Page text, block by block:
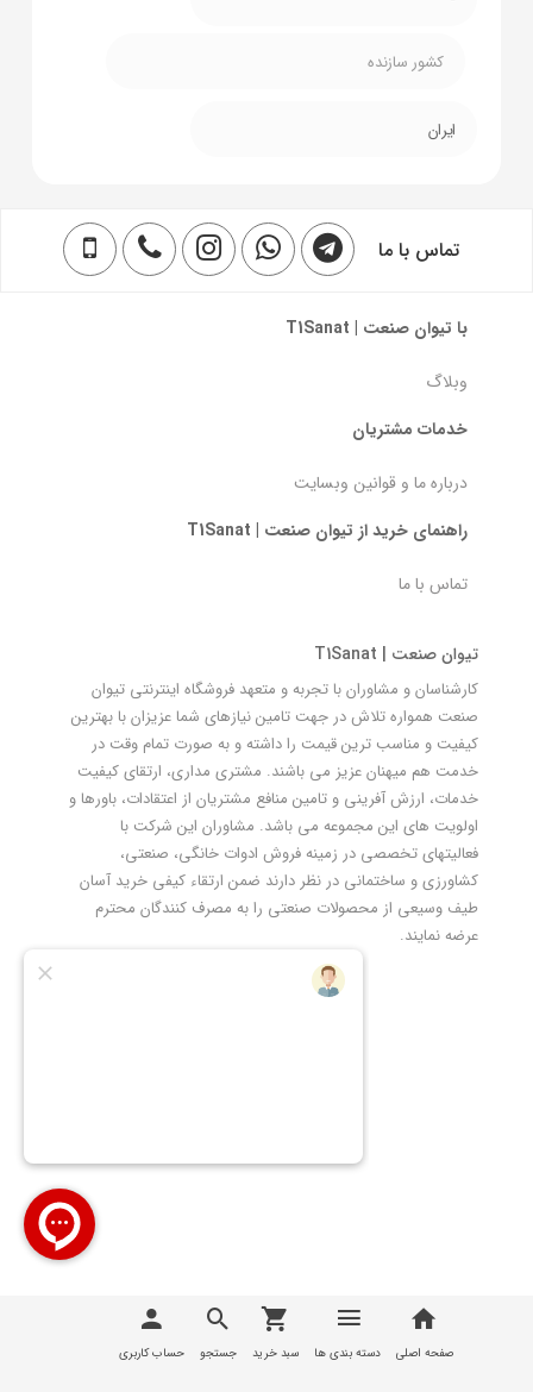
صفحه اصلی دسته بندی ها سبد خرید جستجو حساب کاربری
کشور سازنده
ایران
تماس با ما
با تیوان صنعت | T1Sanat
وبلاگ
خدمات مشتریان
درباره ما و قوانین وبسایت
راهنمای خرید از تیوان صنعت | T1Sanat
تماس با ما
تیوان صنعت | T1Sanat
کارشناسان و مشاوران با تجربه و متعهد فروشگاه اینترنتی تیوان
صنعت همواره تلاش در جهت تامین نیازهای شما عزیزان با بهترین
کیفیت و مناسب ترین قیمت را داشته و به صورت تمام وقت در
خدمت هم میهنان عزیز می باشند. مشتری مداری، ارتقای کیفیت
خدمات، ارزش آفرینی و تامین منافع مشتریان از اعتقادات، باورها و
اولویت های این مجموعه می باشد. مشاوران این شرکت با
فعالیتهای تخصصی در زمینه فروش ادوات خانگی، صنعتی،
کشاورزی و ساختمانی در نظر دارند ضمن ارتقاء کیفی خرید آسان
طیف وسیعی از محصولات صنعتی را به مصرف کنندگان محترم
عرضه نمایند.
تمامی مطالب، عکس ها و... متعلق به سایت
تیوان صنعت |
T1Sanat